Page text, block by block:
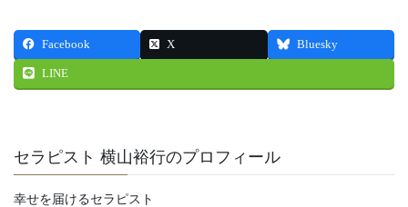
Facebook X Bluesky
LINE
セラピスト 横山裕行のプロフィール
幸せを届けるセラピスト